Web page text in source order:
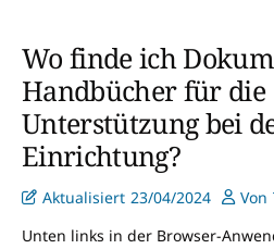
Wo finde ich
Handbücher für die
Unterstützung bei
Einrichtung?
Aktualisiert 23/04/2024 Von
Unten links in der Browser-